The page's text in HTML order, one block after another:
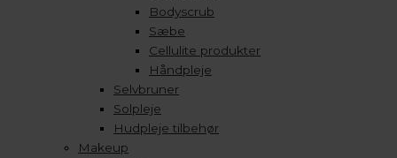
Bodyscrub
Sæbe
Cellulite produkter
Håndpleje
Selvbruner
Solpleje
Hudpleje tilbehør
Makeup